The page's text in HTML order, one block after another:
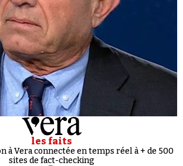
les faits
à Vera connectée en temps réel à + de 500
sites de fact-checking